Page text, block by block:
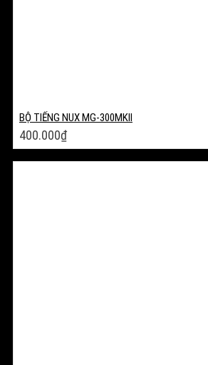
BỘ TIẾNG NUX MG-300MKII
400.000₫